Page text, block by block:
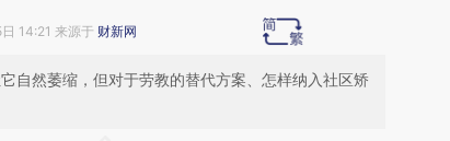
14:21 来源于 财新网
自然萎缩，但对于劳教的替代方案、怎样纳入社区矫